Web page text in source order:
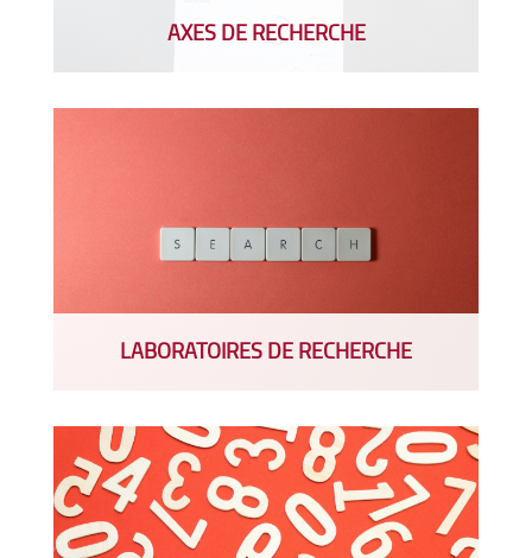
AXES DE RECHERCHE
LABORATOIRES DE RECHERCHE